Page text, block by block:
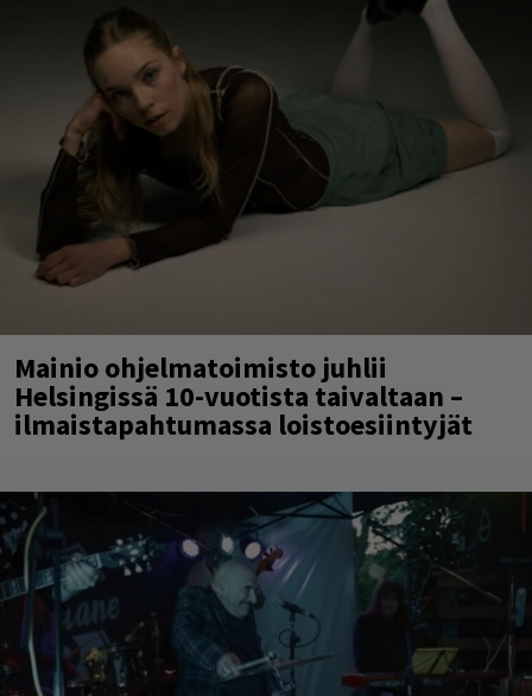
Mainio ohjelmatoimisto juhlii
Helsingissä 10-vuotista taivaltaan –
ilmaistapahtumassa loistoesiintyjät